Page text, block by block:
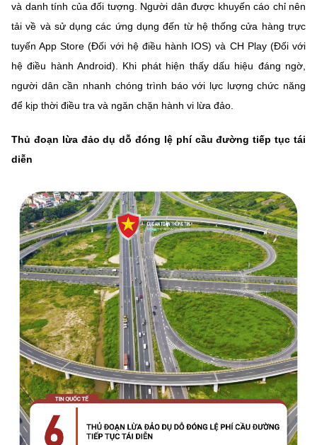
và danh tính của đối tượng. Người dân được khuyến cáo chỉ nên
tải về và sử dụng các ứng dụng đến từ hệ thống cửa hàng trực
tuyến App Store (Đối với hệ điều hành IOS) và CH Play (Đối với
hệ điều hành Android). Khi phát hiện thấy dấu hiệu đáng ngờ,
người dân cần nhanh chóng trình báo với lực lượng chức năng
để kịp thời điều tra và ngăn chặn hành vi lừa đảo.
Thủ đoạn lừa đảo dụ dỗ đóng lệ phí cầu đường tiếp tục tái
diễn